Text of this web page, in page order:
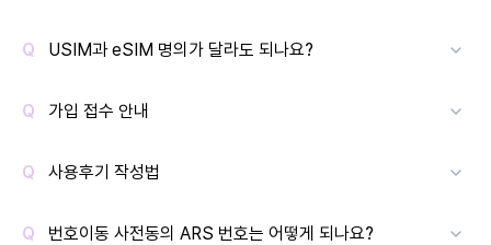
USIM과 eSIM 명의가 달라도 되나요?
가입 접수 안내
사용후기 작성법
번호이동 사전동의 ARS 번호는 어떻게 되나요?